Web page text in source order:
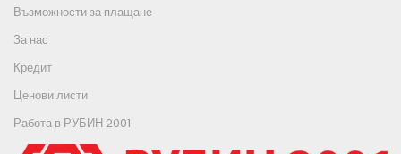
Възможности за плащане
За нас
Кредит
Ценови листи
Работа в РУБИН 2001